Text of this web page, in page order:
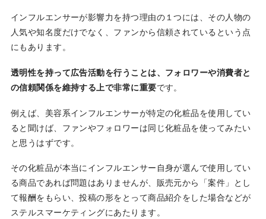
インフルエンサーが影響力を持つ理由の１つには、その人物の
人気や知名度だけでなく、ファンから信頼されているという点
にもあります。
透明性を持って広告活動を行うことは、フォロワーや消費者と
の信頼関係を維持する上で非常に重要です。
例えば、美容系インフルエンサーが特定の化粧品を使用してい
ると聞けば、ファンやフォロワーは同じ化粧品を使ってみたい
と思うはずです。
その化粧品が本当にインフルエンサー自身が選んで使用してい
る商品であれば問題はありませんが、販売元から「案件」とし
て報酬をもらい、投稿の形をとって商品紹介をした場合などが
ステルスマーケティングにあたります。